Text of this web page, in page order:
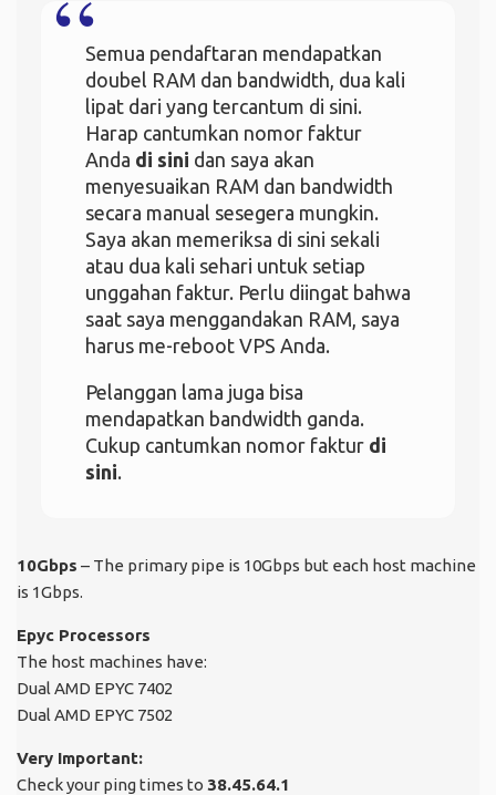
Semua pendaftaran mendapatkan
doubel RAM dan bandwidth, dua kali
lipat dari yang tercantum di sini.
Harap cantumkan nomor faktur
Anda di sini dan saya akan
menyesuaikan RAM dan bandwidth
secara manual sesegera mungkin.
Saya akan memeriksa di sini sekali
atau dua kali sehari untuk setiap
unggahan faktur. Perlu diingat bahwa
saat saya menggandakan RAM, saya
harus me-reboot VPS Anda.
Pelanggan lama juga bisa
mendapatkan bandwidth ganda.
Cukup cantumkan nomor faktur di
sini.
10Gbps – The primary pipe is 10Gbps but each host machine
is 1Gbps.
Epyc Processors
The host machines have:
Dual AMD EPYC 7402
Dual AMD EPYC 7502
Very Important:
Check your ping times to 38.45.64.1